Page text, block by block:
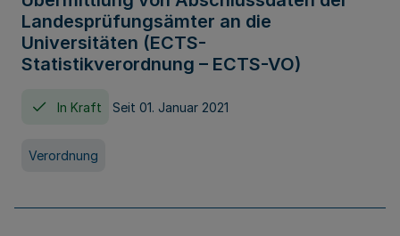
Landesprüfungsämter an die
Universitäten (ECTS-
Statistikverordnung – ECTS-VO)
In Kraft Seit 01. Januar 2021
Verordnung